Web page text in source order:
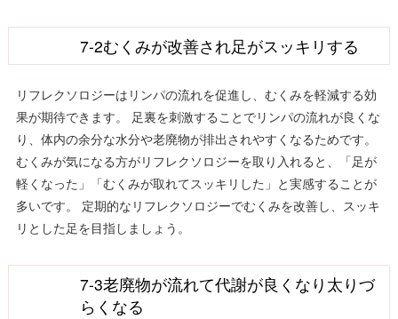
7-2むくみが改善され足がスッキリする
リフレクソロジーはリンパの流れを促進し、むくみを軽減する効
果が期待できます。 足裏を刺激することでリンパの流れが良くな
り、体内の余分な水分や老廃物が排出されやすくなるためです。
むくみが気になる方がリフレクソロジーを取り入れると、「足が
軽くなった」「むくみが取れてスッキリした」と実感することが
多いです。 定期的なリフレクソロジーでむくみを改善し、スッキ
リとした足を目指しましょう。
7-3老廃物が流れて代謝が良くなり太りづ
らくなる